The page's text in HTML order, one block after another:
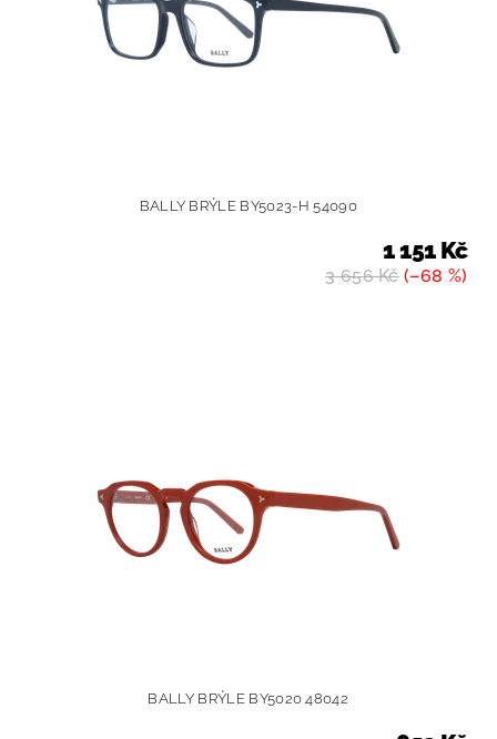
BALLY BRÝLE BY5023-H 54090
3 656 Kč(–68 %)
1 151 Kč
BALLY BRÝLE BY5020 48042